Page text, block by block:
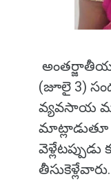
అంతర్జాతీయ
(జూలై 3)
వ్యవసాయ
మాట్లాడుతూ
వెళ్లేటప్పుడు